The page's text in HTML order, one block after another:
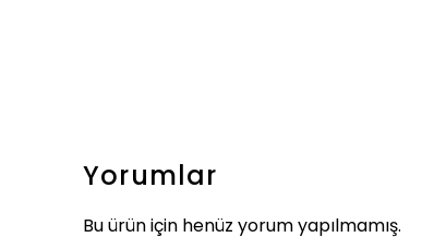
Yorumlar
Bu ürün için henüz yorum yapılmamış.